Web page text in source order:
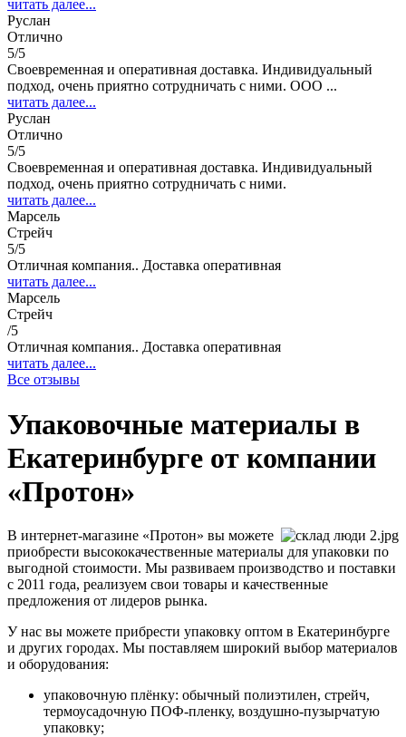
читать далее...
Руслан
Отлично
5/5
Своевременная и оперативная доставка. Индивидуальный
подход, очень приятно сотрудничать с ними. ООО ...
читать далее...
Руслан
Отлично
5/5
Своевременная и оперативная доставка. Индивидуальный
подход, очень приятно сотрудничать с ними.
читать далее...
Марсель
Стрейч
5/5
Отличная компания.. Доставка оперативная
читать далее...
Марсель
Стрейч
/5
Отличная компания.. Доставка оперативная
читать далее...
Все отзывы
Упаковочные материалы в
Екатеринбурге от компании
«Протон»
В интернет-магазине «Протон» вы можете
приобрести высококачественные материалы для упаковки по
выгодной стоимости. Мы развиваем производство и поставки
с 2011 года, реализуем свои товары и качественные
предложения от лидеров рынка.
У нас вы можете прибрести упаковку оптом в Екатеринбурге
и других городах. Мы поставляем широкий выбор материалов
и оборудования:
упаковочную плёнку: обычный полиэтилен, стрейч,
термоусадочную ПОФ-пленку, воздушно-пузырчатую
упаковку;